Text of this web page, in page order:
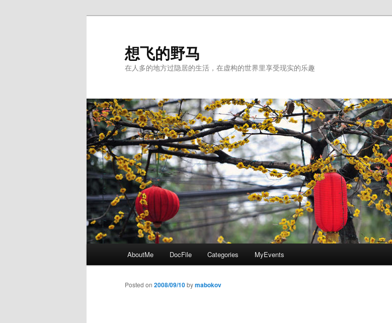
想飞的野马
在人多的地方过隐居的生活，在虚构的世界里享受现实的乐趣
AboutMe DocFile Categories MyEvents
Posted on 2008/09/10bymabokov